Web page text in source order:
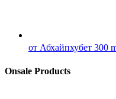
от Абхайпхубет 300
Onsale Products